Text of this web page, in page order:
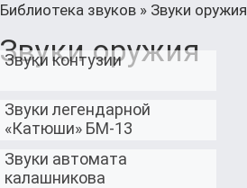
Библиотека звуков » Звуки оружия
Звуки оружия
Звуки контузии
Звуки легендарной
«Катюши» БМ-13
Звуки автомата
калашникова